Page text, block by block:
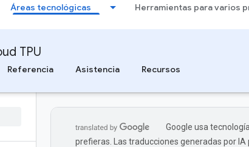
Áreas tecnológicas Herramientas para varios
TPU
Referencia Asistencia Recursos
Google usa
prefieras. Las traducciones generadas por IA